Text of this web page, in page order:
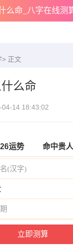
么命_八字在线测
> 正文
么命
04-14 18:43:02
运势 命中贵人